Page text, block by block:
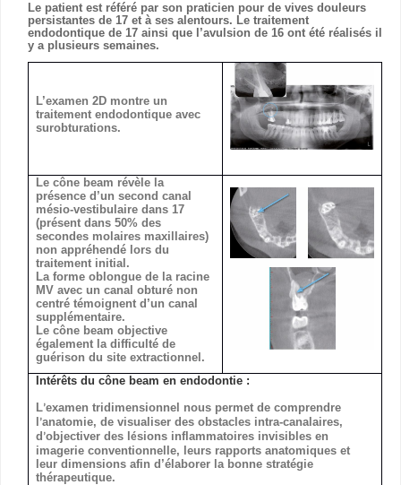
Le patient est référé par son praticien pour de vives douleurs
persistantes de 17 et à ses alentours. Le traitement
endodontique de 17 ainsi que l’avulsion de 16 ont été réalisés il
y a plusieurs semaines.
L’examen 2D montre un
traitement endodontique avec
surobturations.
Le cône beam révèle la
présence d’un second canal
mésio-vestibulaire dans 17
(présent dans 50% des
secondes molaires maxillaires)
non appréhendé lors du
traitement initial.
La forme oblongue de la racine
MV avec un canal obturé non
centré témoignent d’un canal
supplémentaire.
Le cône beam objective
également la difficulté de
guérison du site extractionnel.
Intérêts du cône beam en endodontie :
L’examen tridimensionnel nous permet de comprendre
’anatomie, de visualiser des obstacles intra-canalaires,
d ’objectiver des l ésions inflammatoires invisibles en
imagerie conventionnelle, leurs rapports anatomiques et
leur dimensions afin d’élaborer la bonne stratégie
thérapeutique.